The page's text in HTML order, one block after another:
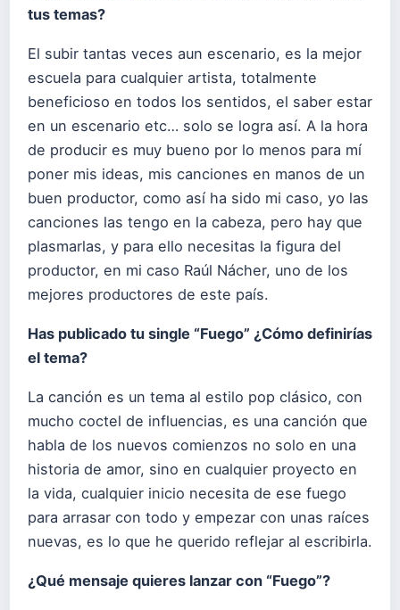
tus temas?
El subir tantas veces aun escenario, es la mejor
escuela para cualquier artista, totalmente
beneficioso en todos los sentidos, el saber estar
en un escenario etc… solo se logra así. A la hora
de producir es muy bueno por lo menos para mí
poner mis ideas, mis canciones en manos de un
buen productor, como así ha sido mi caso, yo las
canciones las tengo en la cabeza, pero hay que
plasmarlas, y para ello necesitas la figura del
productor, en mi caso Raúl Nácher, uno de los
mejores productores de este país.
Has publicado tu single “Fuego” ¿Cómo definirías
el tema?
La canción es un tema al estilo pop clásico, con
mucho coctel de influencias, es una canción que
habla de los nuevos comienzos no solo en una
historia de amor, sino en cualquier proyecto en
la vida, cualquier inicio necesita de ese fuego
para arrasar con todo y empezar con unas raíces
nuevas, es lo que he querido reflejar al escribirla.
¿Qué mensaje quieres lanzar con “Fuego”?